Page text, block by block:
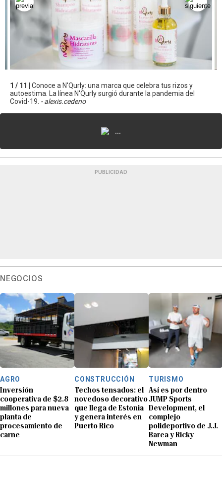
1 / 11 | Conoce a N'Qurly: una marca que celebra tus rizos y
autoestima. La línea N'Qurly surgió durante la pandemia del
Covid-19. - alexis.cedeno
...
PUBLICIDAD
NEGOCIOS
AGRO
Inversión
cooperativa de $2.8
millones para nueva
planta de
procesamiento de
carne
CONSTRUCCIÓN
Techos tensados: el
novedoso decorativo
que llega de Estonia
y genera interés en
Puerto Rico
TURISMO
Así es por dentro
JUMP Sports
Development, el
complejo
polideportivo de J.J.
Barea y Ricky
Newman